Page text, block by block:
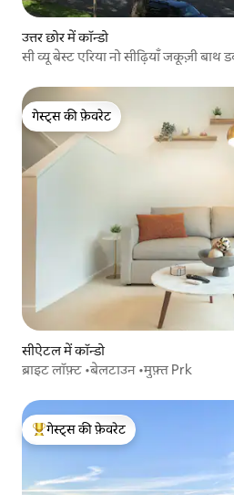
उत्तर छोर में कॉन्डो
सी व्यू बेस्ट एरिया नो सीढ़ियाँ जकूज़ी बाथ
गेस्ट्स की फ़ेवरेट
गेस्ट्स की फ़ेवरेट
सीऐटल में कॉन्डो
ब्राइट लॉफ़्ट •बेलटाउन •मुफ़्त Prk
गेस्ट्स का टॉप फ़ेवरेट
गेस्ट्स की फ़ेवरेट